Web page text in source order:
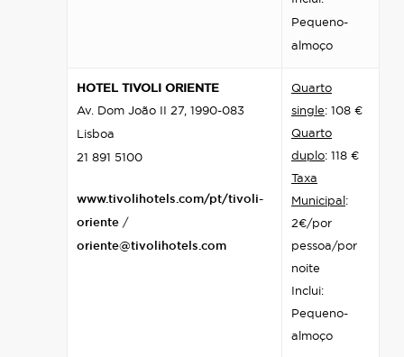
Pequeno-
almoço
HOTEL TIVOLI ORIENTE
Av. Dom João II 27, 1990-083
Lisboa
21 891 5100
www.tivolihotels.com/pt/tivoli-
oriente /
oriente@tivolihotels.com
Quarto
single: 108 €
Quarto
duplo: 118 €
Taxa
Municipal :
2€/por
pessoa/por
noite
Inclui:
Pequeno-
almoço